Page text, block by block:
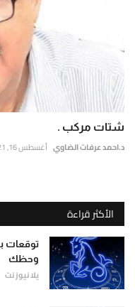
شتات مركب .
د.احمد عرفات الضاوي أغسطس 16, 2021
الأكثر قراءة
وحظك
يلا نيوز نت